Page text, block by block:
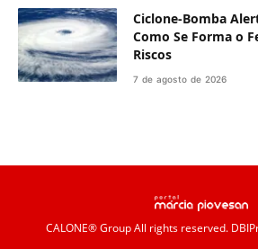
Ciclone-Bomba
Como Se Forma o
Riscos
7 de agosto de 2026
CALONE® GroupAll rights reserved.